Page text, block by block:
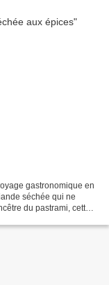
gastronomique en
séchée qui ne
du pastrami, cette